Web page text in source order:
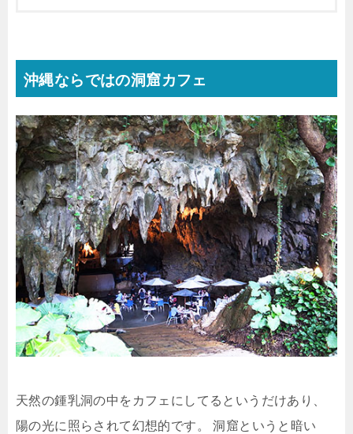
沖縄ならではの洞窟カフェ
天然の鍾乳洞の中をカフェにしてるというだけあり、
陽の光に照らされて幻想的です。
洞窟というと暗い